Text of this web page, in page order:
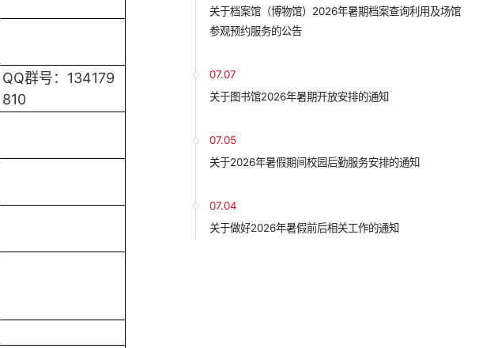
QQ群号：134179
810
关于档案馆（博物馆）2026年暑期档案查询利用及场馆
参观预约服务的公告
07.07
关于图书馆2026年暑期开放安排的通知
07.05
关于2026年暑假期间校园后勤服务安排的通知
07.04
关于做好2026年暑假前后相关工作的通知